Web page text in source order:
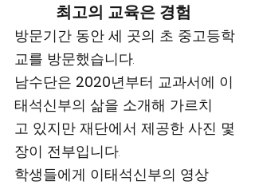
최고의 교육은 경험
방문기간 동안 세 곳의 초 중고등학
교를 방문했습니다.
남수단은 2020년부터 교과서에 이
태석신부의 삶을 소개해 가르치
고 있지만 재단에서 제공한 사진 몇
장이 전부입니다.
학생들에게 이태석신부의 영상